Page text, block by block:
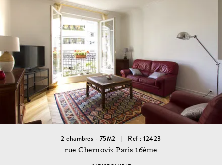
2 chambres - 75M2 Ref : 12423
rue Chernoviz Paris 16ème